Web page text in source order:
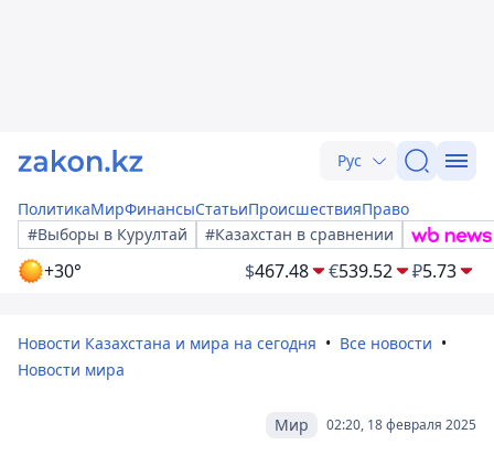
Рус
ПолитикаМирФинансыСтатьиПроисшествияПраво
#Выборы в Курултай
#Казахстан в сравнении
+30° $467.48 €539.52 ₽5.73
Новости Казахстана и мира на сегодня
Все новости
Новости мира
02:20, 18 февраля 2025
Мир